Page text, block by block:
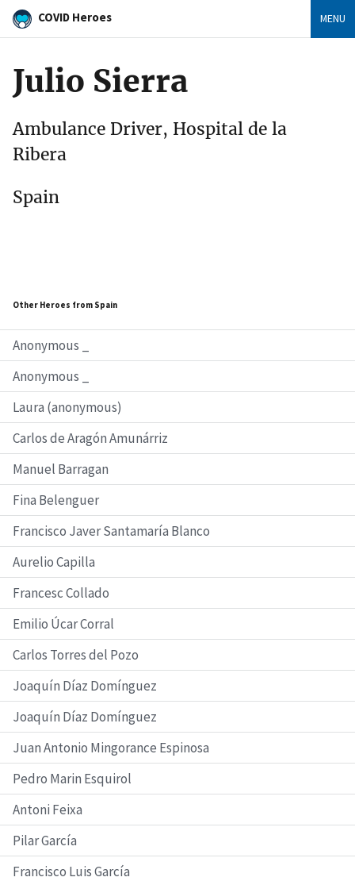
COVID Heroes MENU
Other Heroes from Spain
Anonymous _
Anonymous _
Laura (anonymous)
Carlos de Aragón Amunárriz
Manuel Barragan
Fina Belenguer
Francisco Javer Santamaría Blanco
Aurelio Capilla
Francesc Collado
Emilio Úcar Corral
Carlos Torres del Pozo
Joaquín Díaz Domínguez
Joaquín Díaz Domínguez
Juan Antonio Mingorance Espinosa
Pedro Marin Esquirol
Antoni Feixa
Pilar García
Francisco Luis García
Julio Sierra
Ambulance Driver, Hospital de la
Ribera
Spain